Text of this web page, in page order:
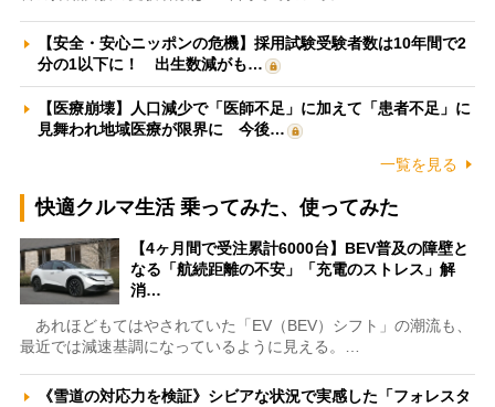
【安全・安心ニッポンの危機】採用試験受験者数は10年間で2
分の1以下に！ 出生数減がも…
【医療崩壊】人口減少で「医師不足」に加えて「患者不足」に
見舞われ地域医療が限界に 今後…
一覧を見る
快適クルマ生活 乗ってみた、使ってみた
【4ヶ月間で受注累計6000台】BEV普及の障壁と
なる「航続距離の不安」「充電のストレス」解
消…
あれほどもてはやされていた「EV（BEV）シフト」の潮流も、
最近では減速基調になっているように見える。…
《雪道の対応力を検証》シビアな状況で実感した「フォレスタ